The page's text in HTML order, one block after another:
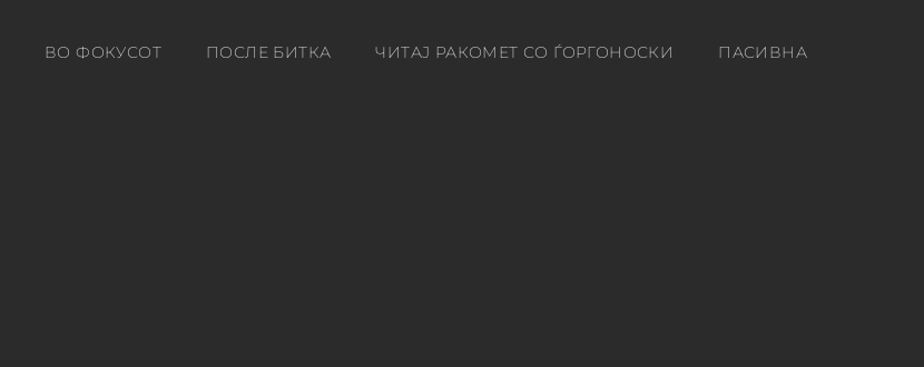
ВО ФОКУСОТ ПОСЛЕ БИТКА ЧИТАЈ РАКОМЕТ СО ЃОРГОНОСКИ ПАСИВНА